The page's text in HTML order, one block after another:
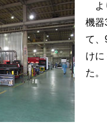
よ
機器
て、
けに
た。